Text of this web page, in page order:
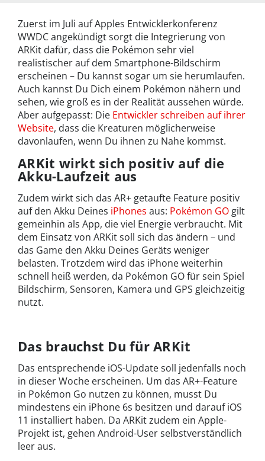
Zuerst im Juli auf Apples Entwicklerkonferenz
WWDC angekündigt sorgt die Integrierung von
ARKit dafür, dass die Pokémon sehr viel
realistischer auf dem Smartphone-Bildschirm
erscheinen – Du kannst sogar um sie herumlaufen.
Auch kannst Du Dich einem Pokémon nähern und
sehen, wie groß es in der Realität aussehen würde.
Aber aufgepasst: Die Entwickler schreiben auf ihrer
Website, dass die Kreaturen möglicherweise
davonlaufen, wenn Du ihnen zu Nahe kommst.
ARKit wirkt sich positiv auf die
Akku-Laufzeit aus
Zudem wirkt sich das AR+ getaufte Feature positiv
auf den Akku Deines iPhones aus: Pokémon GO gilt
gemeinhin als App, die viel Energie verbraucht. Mit
dem Einsatz von ARKit soll sich das ändern – und
das Game den Akku Deines Geräts weniger
belasten. Trotzdem wird das iPhone weiterhin
schnell heiß werden, da Pokémon GO für sein Spiel
Bildschirm, Sensoren, Kamera und GPS gleichzeitig
nutzt.
Das brauchst Du für ARKit
Das entsprechende iOS-Update soll jedenfalls noch
in dieser Woche erscheinen. Um das AR+-Feature
in Pokémon Go nutzen zu können, musst Du
mindestens ein iPhone 6s besitzen und darauf iOS
11 installiert haben. Da ARKit zudem ein Apple-
Projekt ist, gehen Android-User selbstverständlich
leer aus.